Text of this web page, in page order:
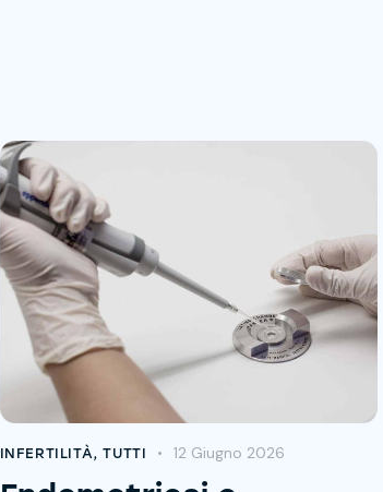
INFERTILITÀ,TUTTI 12 Giugno 2026